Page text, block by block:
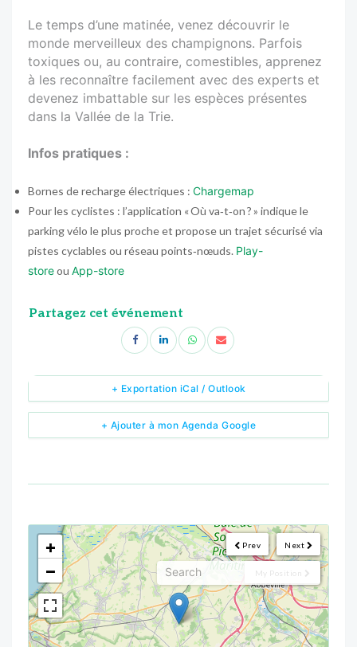
Le temps d’une matinée, venez découvrir le
monde merveilleux des champignons. Parfois
toxiques ou, au contraire, comestibles, apprenez
à les reconnaître facilement avec des experts et
devenez imbattable sur les espèces présentes
dans la Vallée de la Trie.
Infos pratiques :
Bornes de recharge électriques : Chargemap
Pour les cyclistes : l’application « Où va‑t‑on ? » indique le
parking vélo le plus proche et propose un trajet sécurisé via
pistes cyclables ou réseau points‑nœuds. Play-
storeou App-store
Partagez cet événement
+ Ajouter à mon Agenda Google
+ Exportation iCal / Outlook
Next
Prev
My Position
<!---->
+
−